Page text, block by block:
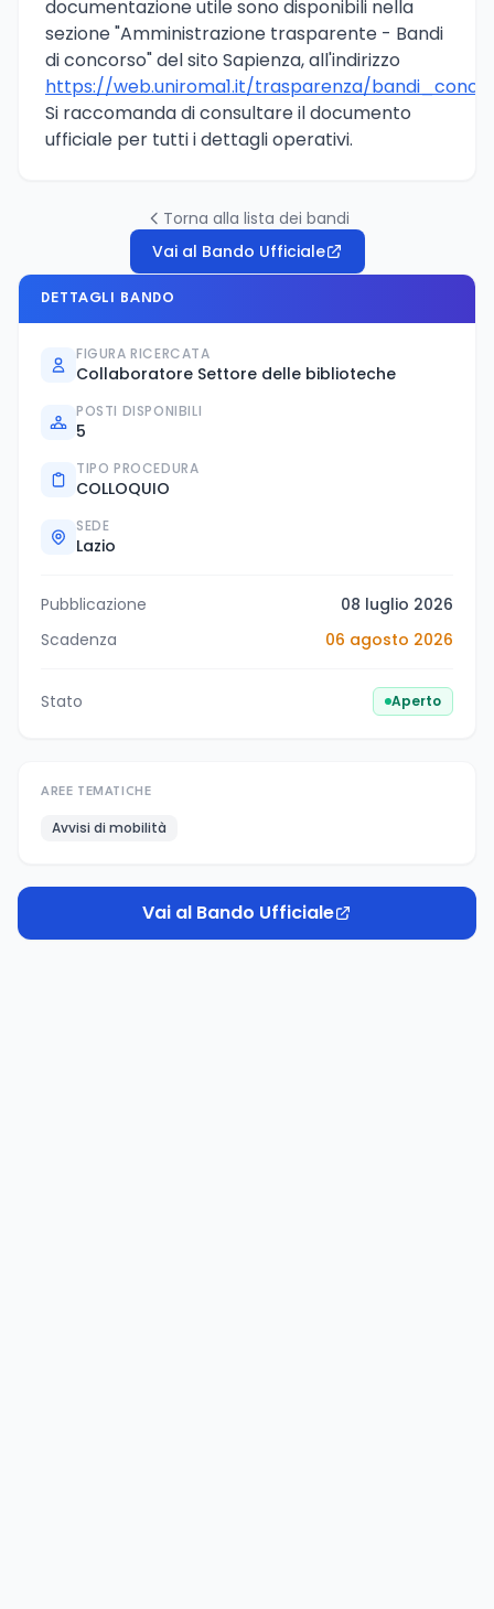
documentazione utile sono disponibili nella
sezione "Amministrazione trasparente - Bandi
di concorso" del sito Sapienza, all'indirizzo
https://web.uniroma1.it/trasparenza/
Si raccomanda di consultare il documento
ufficiale per tutti i dettagli operativi.
Torna alla lista dei bandi
Vai al Bando Ufficiale
DETTAGLI BANDO
FIGURA RICERCATA
Collaboratore Settore delle biblioteche
POSTI DISPONIBILI
5
TIPO PROCEDURA
COLLOQUIO
SEDE
Lazio
Pubblicazione
08 luglio 2026
Scadenza
06 agosto 2026
Stato Aperto
AREE TEMATICHE
Avvisi di mobilità
Vai al Bando Ufficiale